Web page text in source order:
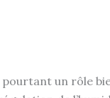
pourtant un rôle